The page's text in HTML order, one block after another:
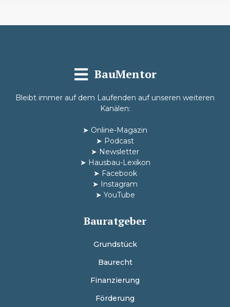
BauMentor
Bleibt immer auf dem Laufenden auf unseren weiteren
Kanälen:
➤ Online-Magazin
➤ Podcast
➤ Newsletter
➤ Hausbau-Lexikon
➤ Facebook
➤ Instagram
➤ YouTube
Bauratgeber
Grundstück
Baurecht
Finanzierung
Förderung